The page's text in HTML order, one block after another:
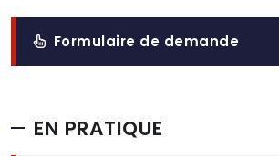
Formulaire de demande
EN PRATIQUE